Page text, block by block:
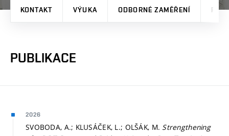
KONTAKT VÝUKA ODBORNÉ ZAMĚŘENÍ
PUBLIKACE
2026
SVOBODA, A.; KLUSÁČEK, L.; OLŠÁK, M. Strengthening